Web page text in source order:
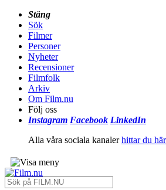
Stäng
Sök
Filmer
Personer
Nyheter
Recensioner
Filmfolk
Arkiv
Om Film.nu
Följ oss
Instagram Facebook LinkedIn
Alla våra sociala kanalerhittar du här